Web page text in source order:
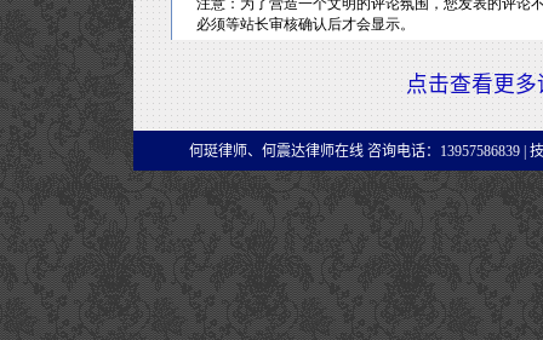
点击查看更多
何珽律师、何震达律师在线 咨询电话：13957586839 |